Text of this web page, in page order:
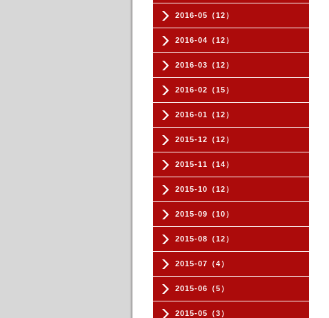
2016-05（12）
2016-04（12）
2016-03（12）
2016-02（15）
2016-01（12）
2015-12（12）
2015-11（14）
2015-10（12）
2015-09（10）
2015-08（12）
2015-07（4）
2015-06（5）
2015-05（3）